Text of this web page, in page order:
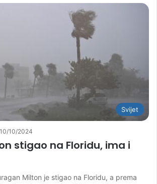
Svijet
10/10/2024
stigao na Floridu, ima i
Milton je stigao na Floridu, a prema